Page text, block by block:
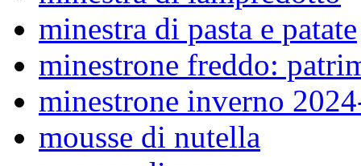
minestra di pasta e patate
minestrone freddo:
minestrone inverno
mousse di nutella